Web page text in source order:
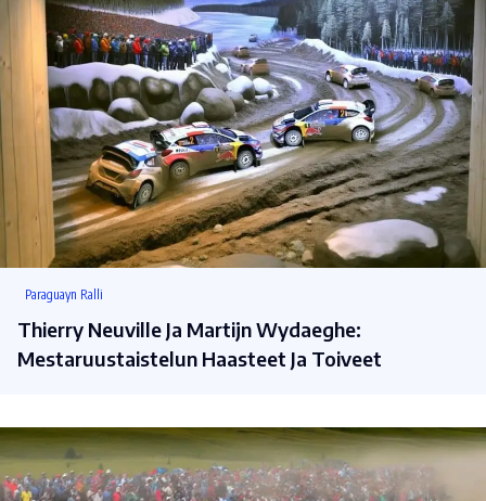
Paraguayn Ralli
Thierry Neuville Ja Martijn Wydaeghe:
Mestaruustaistelun Haasteet Ja Toiveet